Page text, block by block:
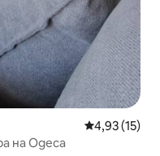
Средна
4,93 (15)
на Одеса